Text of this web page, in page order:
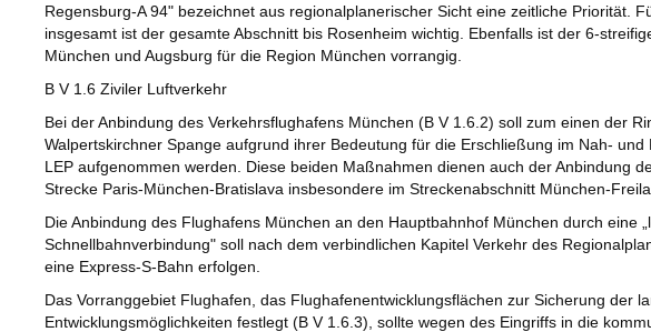
Regensburg-A 94" bezeichnet aus regionalplanerischer Sicht eine zeitliche Priorität.
insgesamt ist der gesamte Abschnitt bis Rosenheim wichtig. Ebenfalls ist der 6-
München und Augsburg für die Region München vorrangig.
B V 1.6 Ziviler Luftverkehr
Bei der Anbindung des Verkehrsflughafens München (B V 1.6.2) soll zum einen der
Walpertskirchner Spange aufgrund ihrer Bedeutung für die Erschließung im Nah-
LEP aufgenommen werden. Diese beiden Maßnahmen dienen auch der Anbindung
Strecke Paris-München-Bratislava insbesondere im Streckenabschnitt München-
Die Anbindung des Flughafens München an den Hauptbahnhof München durch eine
Schnellbahnverbindung" soll nach dem verbindlichen Kapitel Verkehr des
eine Express-S-Bahn erfolgen.
Das Vorranggebiet Flughafen, das Flughafenentwicklungsflächen zur Sicherung der
Entwicklungsmöglichkeiten festlegt (B V 1.6.3), sollte wegen des Eingriffs in die